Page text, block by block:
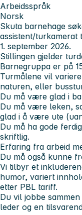
Arbeidsspråk
Norsk
Skuta barnehage
assistent/turkamerat
1. september 2026.
Stillingen gjelder
Barnegruppa er på
Turmålene vil
naturen, eller
Du må være glad i
Du må være leken,
glad i å være ute
Du må ha gode
skriftlig.
Erfaring fra arbeid
Du må også kunne
Vi tilbyr et
humor, variert
etter PBL tariff.
Du vil jobbe
leder og en